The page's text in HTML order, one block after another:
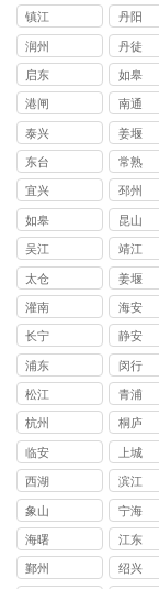
镇江 丹阳
润州 丹徒
启东 如皋
港闸 南通
泰兴 姜堰
东台 常熟
宜兴 邳州
如皋 昆山
吴江 靖江
太仓 姜堰
灌南 海安
长宁 静安
浦东 闵行
松江 青浦
杭州 桐庐
临安 上城
西湖 滨江
象山 宁海
海曙 江东
鄞州 绍兴